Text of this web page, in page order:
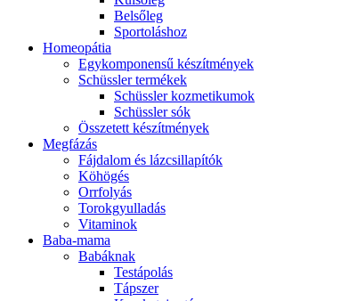
Belsőleg
Sportoláshoz
Homeopátia
Egykomponensű készítmények
Schüssler termékek
Schüssler kozmetikumok
Schüssler sók
Összetett készítmények
Megfázás
Fájdalom és lázcsillapítók
Köhögés
Orrfolyás
Torokgyulladás
Vitaminok
Baba-mama
Babáknak
Testápolás
Tápszer